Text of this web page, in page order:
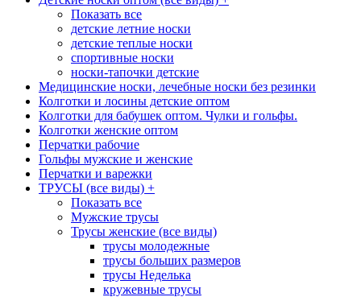
Показать все
детские летние носки
детские теплые носки
спортивные носки
носки-тапочки детские
Медицинские носки, лечебные носки без резинки
Колготки и лосины детские оптом
Колготки для бабушек оптом. Чулки и гольфы.
Колготки женские оптом
Перчатки рабочие
Гольфы мужские и женские
Перчатки и варежки
ТРУСЫ (все виды) +
Показать все
Мужские трусы
Трусы женские (все виды)
трусы молодежные
трусы больших размеров
трусы Неделька
кружевные трусы